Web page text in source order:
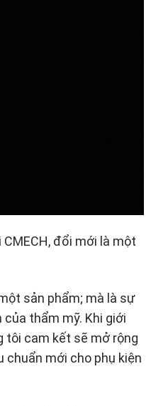
đổi mới là một
sản phẩm; mà là sự
thẩm mỹ. Khi giới
tôi cam kết sẽ mở rộng
chuẩn mới cho phụ kiện